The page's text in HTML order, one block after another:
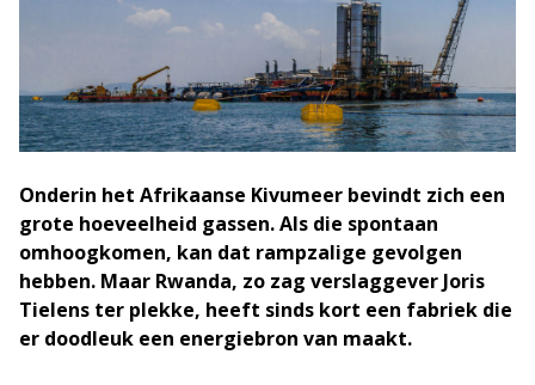
Onderin het Afrikaanse Kivumeer bevindt zich een
grote hoeveelheid gassen. Als die spontaan
omhoogkomen, kan dat rampzalige gevolgen
hebben. Maar Rwanda, zo zag verslaggever Joris
Tielens ter plekke, heeft sinds kort een fabriek die
er doodleuk een energiebron van maakt.